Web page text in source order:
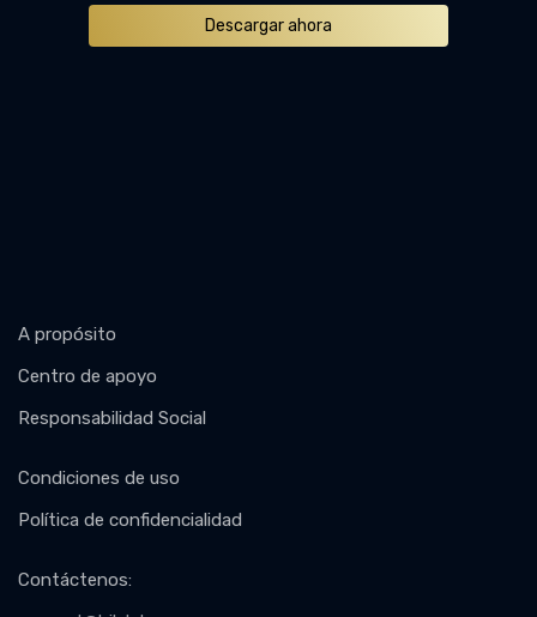
Descargar ahora
A propósito
Centro de apoyo
Responsabilidad Social
Condiciones de uso
Política de confidencialidad
Contáctenos: